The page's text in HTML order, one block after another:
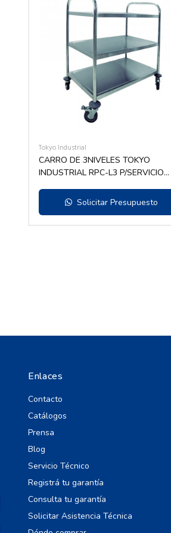
Tokyo Industrial
CARRO DE 3NIVELES TOKYO
INDUSTRIAL RPC-L3 P/SERVICIO
Solicitar Presupuesto
Enlaces
Contacto
Catálogos
Prensa
Blog
Servicio Técnico
Registrá tu garantía
Consulta tu garantía
Solicitar Asistencia Técnica